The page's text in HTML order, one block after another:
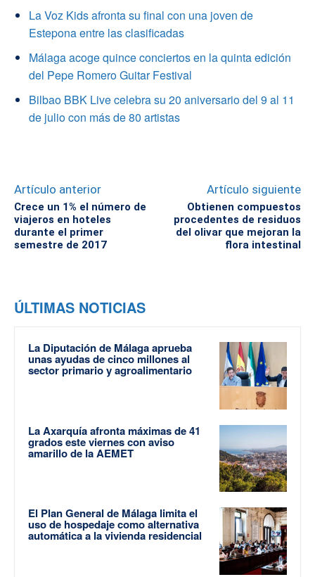
La Voz Kids afronta su final con una joven de
Estepona entre las clasificadas
Málaga acoge quince conciertos en la quinta edición
del Pepe Romero Guitar Festival
Bilbao BBK Live celebra su 20 aniversario del 9 al 11
de julio con más de 80 artistas
Artículo anterior
Crece un 1% el número de
viajeros en hoteles
durante el primer
semestre de 2017
Artículo siguiente
Obtienen compuestos
procedentes de residuos
del olivar que mejoran la
flora intestinal
ÚLTIMAS NOTICIAS
La Diputación de Málaga aprueba
unas ayudas de cinco millones al
sector primario y agroalimentario
La Axarquía afronta máximas de 41
grados este viernes con aviso
amarillo de la AEMET
El Plan General de Málaga limita el
uso de hospedaje como alternativa
automática a la vivienda residencial